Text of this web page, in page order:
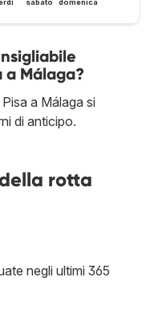
sabato domenica
a Málaga?
a Málaga si
di anticipo.
rotta
negli ultimi 365